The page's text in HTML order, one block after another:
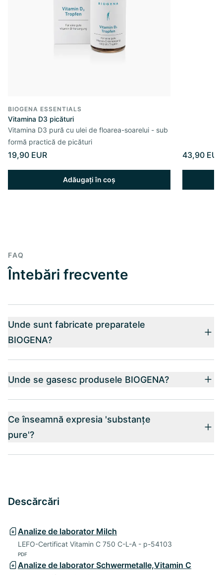
BIOGENA ESSENTIALS
Vitamina D3 picături
Vitamina D3 pură cu ulei de floarea-soarelui - sub
formă practică de picături
19,90 EUR
Adăugați în coș
43,90 EUR
FAQ
Întebări frecvente
Unde sunt fabricate preparatele
BIOGENA?
Unde se gasesc produsele BIOGENA?
Ce înseamnă expresia 'substanțe
pure'?
Descărcări
Analize de laborator Milch
LEFO-Certificat Vitamin C 750 C-L-A - p-54103
PDF
Analize de laborator Schwermetalle,Vitamin C